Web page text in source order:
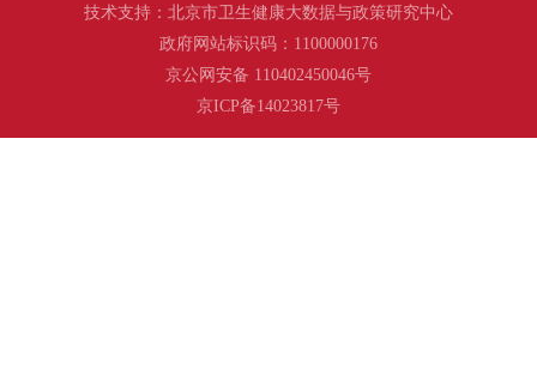
技术支持：北京市卫生健康大数据与政策研究中心
政府网站标识码：1100000176
京公网安备 110402450046号
京ICP备14023817号